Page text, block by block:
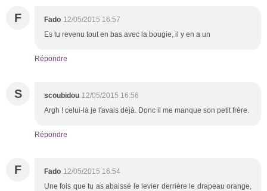
F Fado 12/05/2015 16:57
Es tu revenu tout en bas avec la bougie, il y en a un
Répondre
S scoubidou 12/05/2015 16:56
Argh ! celui-là je l'avais déjà. Donc il me manque son petit frère.
Répondre
F Fado 12/05/2015 16:54
Une fois que tu as abaissé le levier derrière le drapeau orange,